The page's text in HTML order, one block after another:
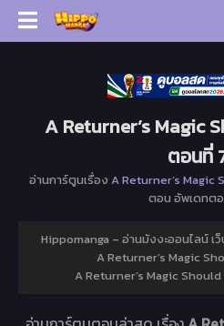
A Returner’s Magic
ตอนที่
อ่านการ์ตูนเรื่อง A Returner’s Magic
ตอน อัพเดทต
Hippomanga – อ่านมังงะออนไลน์ เ
A Returner’s Magic
A Returner’s Magic